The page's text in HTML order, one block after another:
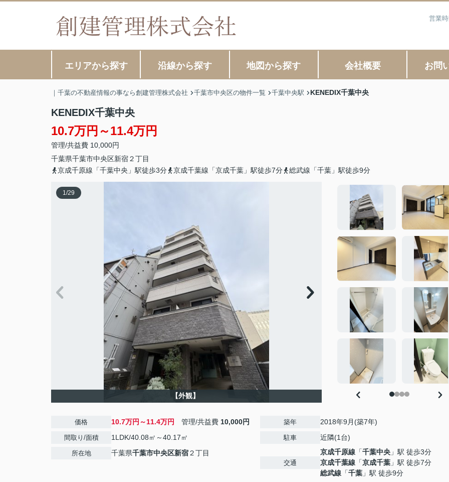
営業
エリアから探す 沿線から探す 地図から探す 会社概要 お問
｜千葉の不動産情報の事なら創建管理株式会社 千葉市中央区の物件一覧 千葉中央駅 KENEDIX千葉中央
KENEDIX千葉中央
10.7万円～11.4万円
管理/共益費 10,000円
千葉県千葉市中央区新宿２丁目
京成千原線「千葉中央」駅徒歩3分
京成千葉線「京成千葉」駅徒歩7分 総武線「千葉」駅徒歩9分
1/29
【外観】
価格 10.7万円～11.4万円 管理/共益費 10,000円
間取り/面積 1LDK/40.08㎡～40.17㎡
所在地 千葉県千葉市中央区新宿２丁目
築年 2018年9月(築7年)
駐車 近隣(1台)
交通
京成千原線 「千葉中央 」駅 徒歩3分
京成千葉線 「京成千葉 」駅 徒歩7分
総武線 「千葉 」駅 徒歩9分